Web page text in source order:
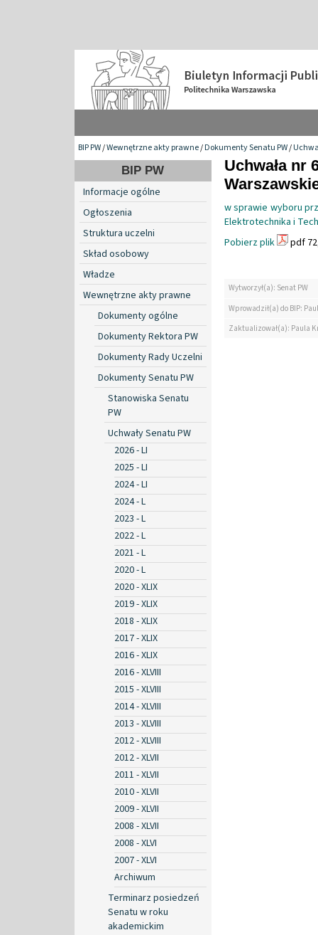
BIP PW/Wewnętrzne akty prawne/Dokumenty Senatu PW/
BIP PW
Informacje ogólne
Ogłoszenia
Struktura uczelni
Skład osobowy
Władze
Wewnętrzne akty prawne
Dokumenty ogólne
Dokumenty Rektora PW
Dokumenty Rady Uczelni
Dokumenty Senatu PW
Stanowiska Senatu
PW
Uchwały Senatu PW
2026 - LI
2025 - LI
2024 - LI
2024 - L
2023 - L
2022 - L
2021 - L
2020 - L
2020 - XLIX
2019 - XLIX
2018 - XLIX
2017 - XLIX
2016 - XLIX
2016 - XLVIII
2015 - XLVIII
2014 - XLVIII
2013 - XLVIII
2012 - XLVIII
2012 - XLVII
2011 - XLVII
2010 - XLVII
2009 - XLVII
2008 - XLVII
2008 - XLVI
2007 - XLVI
Archiwum
Terminarz posiedzeń
Senatu w roku
akademickim
Uchwała nr
w sprawie wyboru
Elektrotechnika i
Pobierz plik
pdf
Wytworzył(a): Senat PW
Wprowadził(a) do BIP:
Zaktualizował(a): Paula